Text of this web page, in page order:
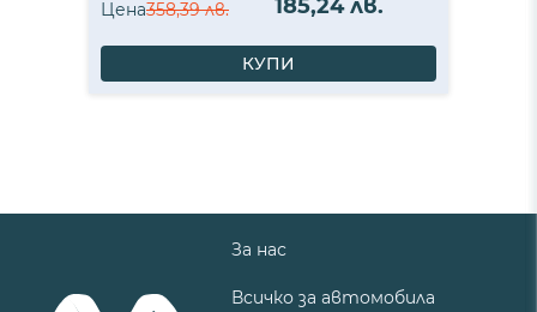
Цена358,39 лв.
185,24 лв.
КУПИ
За нас
Всичко за автомобила